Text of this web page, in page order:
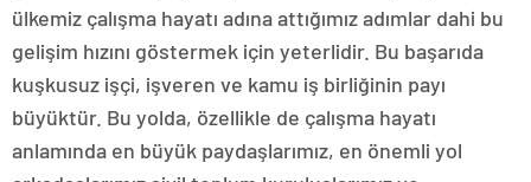
ülkemiz çalışma hayatı adına attığımız adımlar dahi bu
gelişim hızını göstermek için yeterlidir. Bu başarıda
kuşkusuz işçi, işveren ve kamu iş birliğinin payı
büyüktür. Bu yolda, özellikle de çalışma hayatı
anlamında en büyük paydaşlarımız, en önemli yol